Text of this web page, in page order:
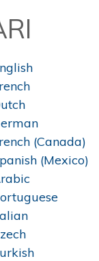
(Canada)
(Mexico)